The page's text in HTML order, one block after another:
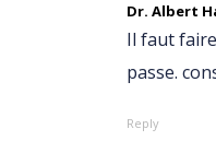
Dr. Albert
Il faut
passe.
Reply